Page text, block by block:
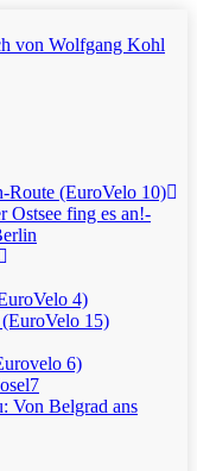
Route (EuroVelo 10)
Ostsee fing es an!-
4)
15)
6)
Von Belgrad ans